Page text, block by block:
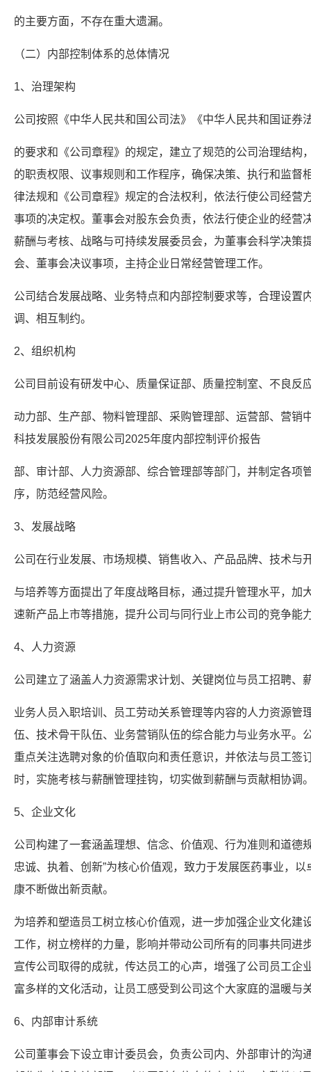
的主要方面，不存在重大遗漏。
（二）内部控制体系的总体情况
1、治理架构
公司按照《中华人民共和国公司法》《中华人民共和国证券
的要求和《公司章程》的规定，建立了规范的公司治理结构
的职责权限、议事规则和工作程序，确保决策、执行和监督
律法规和《公司章程》规定的合法权利，依法行使公司经营
事项的决定权。董事会对股东会负责，依法行使企业的经营
薪酬与考核、战略与可持续发展委员会，为董事会科学决策
会、董事会决议事项，主持企业日常经营管理工作。
公司结合发展战略、业务特点和内部控制要求等，合理设置
调、相互制约。
2、组织机构
公司目前设有研发中心、质量保证部、质量控制室、不良反
动力部、生产部、物料管理部、采购管理部、运营部、营销
科技发展股份有限公司2025年度内部控制评价报告
部、审计部、人力资源部、综合管理部等部门，并制定各项
序，防范经营风险。
3、发展战略
公司在行业发展、市场规模、销售收入、产品品牌、技术与
与培养等方面提出了年度战略目标，通过提升管理水平，加
速新产品上市等措施，提升公司与同行业上市公司的竞争能
4、人力资源
公司建立了涵盖人力资源需求计划、关键岗位与员工招聘、
业务人员入职培训、员工劳动关系管理等内容的人力资源管
伍、技术骨干队伍、业务营销队伍的综合能力与业务水平。
重点关注选聘对象的价值取向和责任意识，并依法与员工签
时，实施考核与薪酬管理挂钩，切实做到薪酬与贡献相协调
5、企业文化
公司构建了一套涵盖理想、信念、价值观、行为准则和道德
忠诚、执着、创新”为核心价值观，致力于发展医药事业，
康不断做出新贡献。
为培养和塑造员工树立核心价值观，进一步加强企业文化建
工作，树立榜样的力量，影响并带动公司所有的同事共同进
宣传公司取得的成就，传达员工的心声，增强了公司员工企
富多样的文化活动，让员工感受到公司这个大家庭的温暖与
6、内部审计系统
公司董事会下设立审计委员会，负责公司内、外部审计的沟